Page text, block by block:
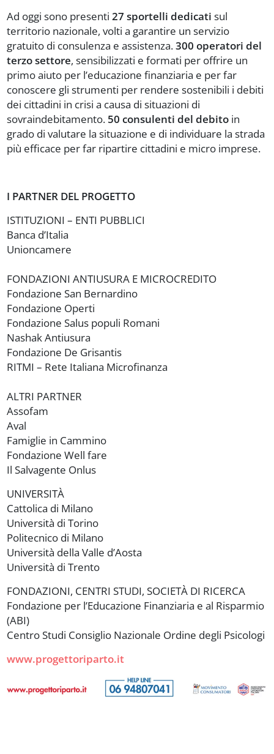
Ad oggi sono presenti27 sportelli dedicati sul
territorio nazionale, volti a garantire un servizio
gratuito di consulenza e assistenza.300 operatori del
terzo settore, sensibilizzati e formati per offrire un
primo aiuto per l’educazione finanziaria e per far
conoscere gli strumenti per rendere sostenibili i debiti
dei cittadini in crisi a causa di situazioni di
sovraindebitamento. 50 consulenti del debito in
grado di valutare la situazione e di individuare la strada
più efficace per far ripartire cittadini e micro imprese.
I PARTNER DEL PROGETTO
ISTITUZIONI – ENTI PUBBLICI
Banca d’Italia
Unioncamere
FONDAZIONI ANTIUSURA E MICROCREDITO
Fondazione San Bernardino
Fondazione Operti
Fondazione Salus populi Romani
Nashak Antiusura
Fondazione De Grisantis
RITMI – Rete Italiana Microfinanza
ALTRI PARTNER
Assofam
Aval
Famiglie in Cammino
Fondazione Well fare
Il Salvagente Onlus
UNIVERSITÀ
Cattolica di Milano
Università di Torino
Politecnico di Milano
Università della Valle d’Aosta
Università di Trento
FONDAZIONI, CENTRI STUDI, SOCIETÀ DI RICERCA
Fondazione per l’Educazione Finanziaria e al Risparmio
(ABI)
Centro Studi Consiglio Nazionale Ordine degli Psicologi
www.progettoriparto.it